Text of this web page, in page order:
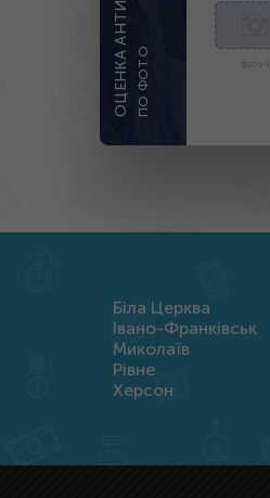
ПО ФОТО фото 4
Біла Церква
Івано-Франківськ
Миколаїв
Рівне
Херсон